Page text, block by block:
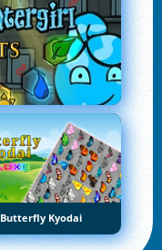
Butterfly Kyodai